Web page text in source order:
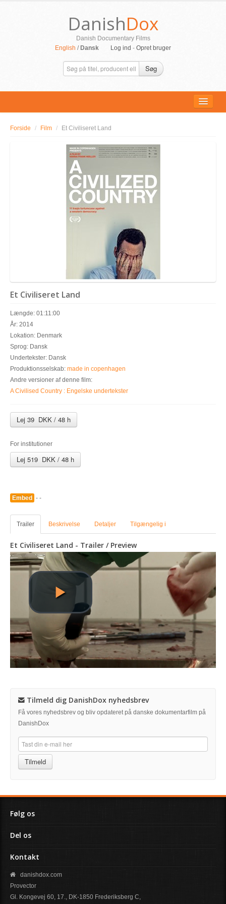
DanishDox
Danish Documentary Films
English / Dansk Log ind - Opret bruger
Søg
Forside / Film / Et Civiliseret Land
Et Civiliseret Land
Længde: 01:11:00
År: 2014
Lokation: Denmark
Sprog: Dansk
Undertekster: Dansk
Produktionsselskab: made in copenhagen
Andre versioner af denne film:
A Civilised Country : Engelske undertekster
Lej 39 DKK / 48 h
For institutioner
Lej 519 DKK / 48 h
Embed - -
Trailer Beskrivelse Detaljer Tilgængelig i
Et Civiliseret Land - Trailer / Preview
Tilmeld dig DanishDox nyhedsbrev
Få vores nyhedsbrev og bliv opdateret på danske dokumentarfilm på
DanishDox
Tilmeld
Følg os
Del os
Kontakt
danishdox.com
Provector
Gl. Kongevej 60, 17., DK-1850 Frederiksberg C,